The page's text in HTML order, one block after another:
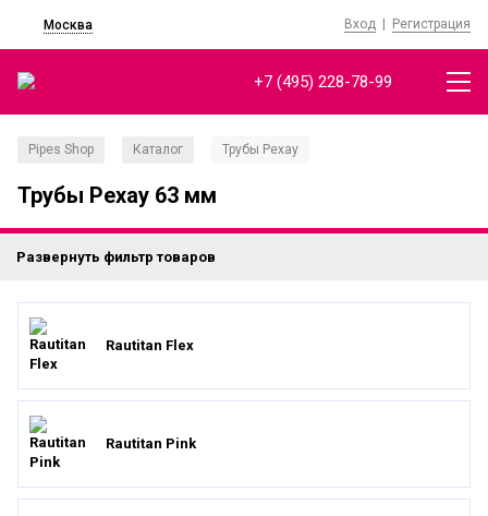
Москва Вход | Регистрация
+7 (495) 228-78-99
Pipes Shop Каталог Трубы Рехау
Трубы Рехау 63 мм
Развернуть фильтр товаров
Rautitan Flex
Rautitan Pink